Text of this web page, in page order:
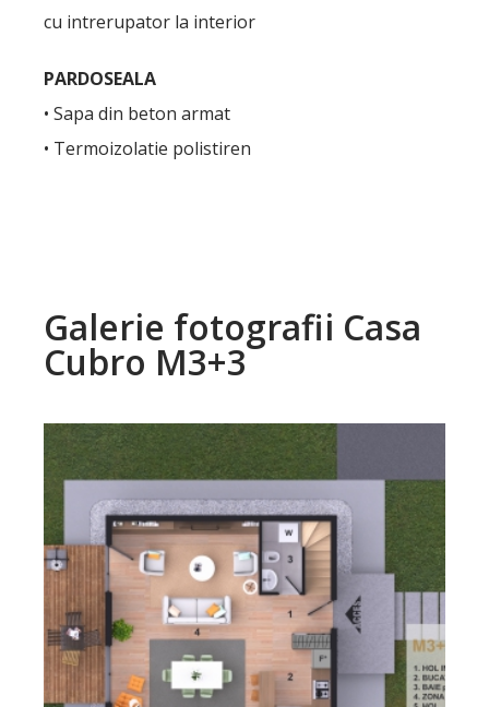
cu intrerupator la interior
PARDOSEALA
• Sapa din beton armat
• Termoizolatie polistiren
Galerie fotografii Casa
Cubro M3+3